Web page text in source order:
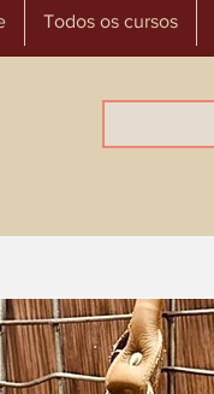
Todos os cursos